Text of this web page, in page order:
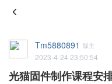
Tm5880891 版主
2023-4-24 23:50:54
光猫固件制作课程安